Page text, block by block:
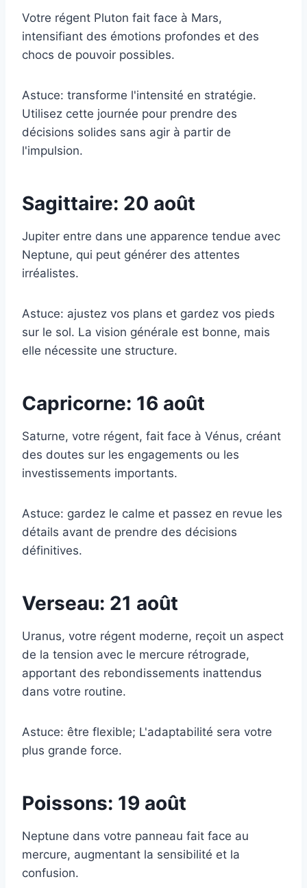
Votre régent Pluton fait face à Mars,
intensifiant des émotions profondes et des
chocs de pouvoir possibles.
Astuce: transforme l'intensité en stratégie.
Utilisez cette journée pour prendre des
décisions solides sans agir à partir de
l'impulsion.
Sagittaire: 20 août
Jupiter entre dans une apparence tendue avec
Neptune, qui peut générer des attentes
irréalistes.
Astuce: ajustez vos plans et gardez vos pieds
sur le sol. La vision générale est bonne, mais
elle nécessite une structure.
Capricorne: 16 août
Saturne, votre régent, fait face à Vénus, créant
des doutes sur les engagements ou les
investissements importants.
Astuce: gardez le calme et passez en revue les
détails avant de prendre des décisions
définitives.
Verseau: 21 août
Uranus, votre régent moderne, reçoit un aspect
de la tension avec le mercure rétrograde,
apportant des rebondissements inattendus
dans votre routine.
Astuce: être flexible; L'adaptabilité sera votre
plus grande force.
Poissons: 19 août
Neptune dans votre panneau fait face au
mercure, augmentant la sensibilité et la
confusion.